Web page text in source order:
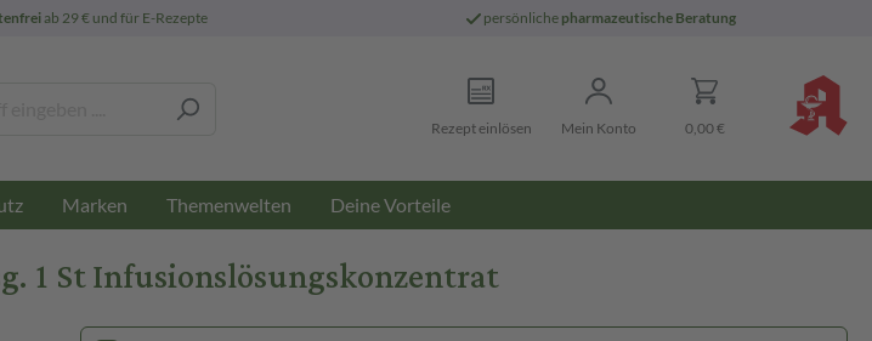
ab 29 € und für E-Rezepte persönliche pharmazeutische Beratung
Rezept einlösen Mein Konto 0,00 €
Marken Themenwelten Deine Vorteile
1 St Infusionslösungskonzentrat